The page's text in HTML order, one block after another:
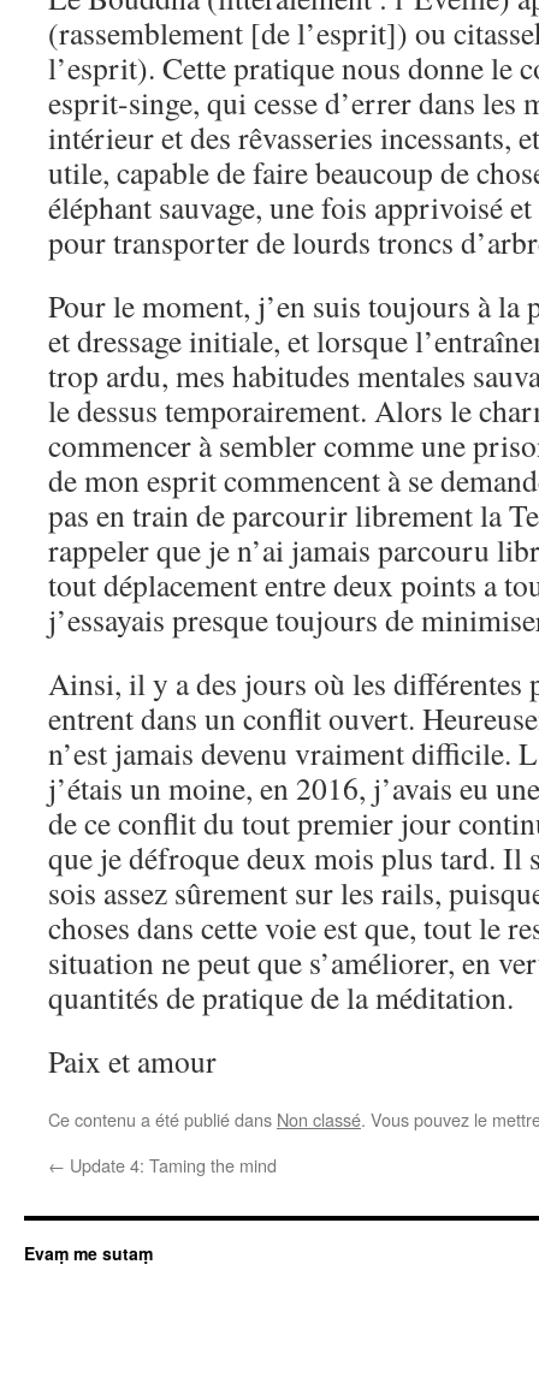
(rassemblement [de l’esprit]) ou
l’esprit). Cette pratique nous donne le
esprit-singe, qui cesse d’errer dans les
intérieur et des rêvasseries incessants,
utile, capable de faire beaucoup de
éléphant sauvage, une fois apprivoisé
pour transporter de lourds troncs
Pour le moment, j’en suis toujours à la
et dressage initiale, et lorsque
trop ardu, mes habitudes mentales
le dessus temporairement. Alors le
commencer à sembler comme une
de mon esprit commencent à se
pas en train de parcourir librement la
rappeler que je n’ai jamais parcouru
tout déplacement entre deux points a
j’essayais presque toujours de
Ainsi, il y a des jours où les différentes
entrent dans un conflit ouvert.
n’est jamais devenu vraiment difficile.
j’étais un moine, en 2016, j’avais eu
de ce conflit du tout premier jour
que je défroque deux mois plus tard. Il
sois assez sûrement sur les rails,
choses dans cette voie est que, tout le
situation ne peut que s’améliorer, en
quantités de pratique de la méditation.
Paix et amour
Ce contenu a été publié dans Non classé. Vous pouvez le
← Update 4: Taming the mind
Evaṃ me sutaṃ